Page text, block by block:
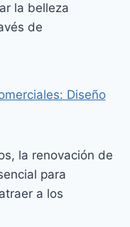
la belleza
de
Diseño
la renovación de
para
a los